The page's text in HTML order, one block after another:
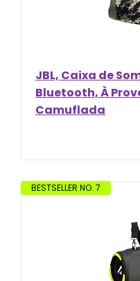
JBL, Caixa de
Bluetooth, À
Camuflada
BESTSELLER NO. 7